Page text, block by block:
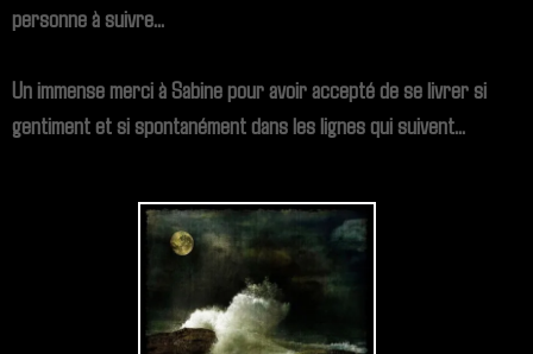
personne à suivre...
Un immense merci à Sabine pour avoir accepté de se livrer si
gentiment et si spontanément dans les lignes qui suivent...